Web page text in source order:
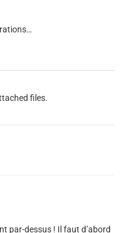
files.
par-dessus ! Il faut d’abord